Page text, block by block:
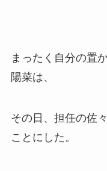
まったく自分の置
陽菜は、
その日、担任の佐
ことにした。